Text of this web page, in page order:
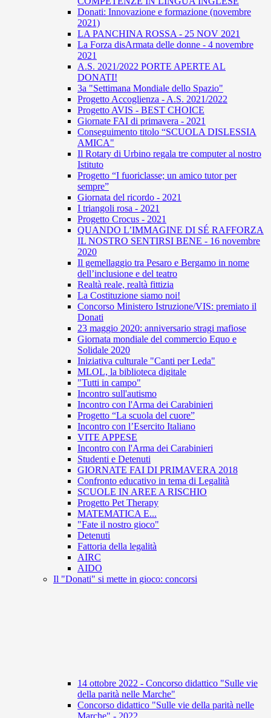
Donati: Innovazione e formazione (novembre
2021)
LA PANCHINA ROSSA - 25 NOV 2021
La Forza disArmata delle donne - 4 novembre
2021
A.S. 2021/2022 PORTE APERTE AL
DONATI!
3a "Settimana Mondiale dello Spazio"
Progetto Accoglienza - A.S. 2021/2022
Progetto AVIS - BEST CHOICE
Giornate FAI di primavera - 2021
Conseguimento titolo “SCUOLA DISLESSIA
AMICA"
Il Rotary di Urbino regala tre computer al nostro
Istituto
Progetto “I fuoriclasse; un amico tutor per
sempre”
Giornata del ricordo - 2021
I triangoli rosa - 2021
Progetto Crocus - 2021
QUANDO L’IMMAGINE DI SÉ RAFFORZA
IL NOSTRO SENTIRSI BENE - 16 novembre
2020
Il gemellaggio tra Pesaro e Bergamo in nome
dell’inclusione e del teatro
Realtà reale, realtà fittizia
La Costituzione siamo noi!
Concorso Ministero Istruzione/VIS: premiato il
Donati
23 maggio 2020: anniversario stragi mafiose
Giornata mondiale del commercio Equo e
Solidale 2020
Iniziativa culturale "Canti per Leda"
MLOL, la biblioteca digitale
"Tutti in campo"
Incontro sull'autismo
Incontro con l'Arma dei Carabinieri
Progetto “La scuola del cuore”
Incontro con l’Esercito Italiano
VITE APPESE
Incontro con l'Arma dei Carabinieri
Studenti e Detenuti
GIORNATE FAI DI PRIMAVERA 2018
Confronto educativo in tema di Legalità
SCUOLE IN AREE A RISCHIO
Progetto Pet Therapy
MATEMATICA E...
"Fate il nostro gioco"
Detenuti
Fattoria della legalità
AIRC
AIDO
Il "Donati" si mette in gioco: concorsi
14 ottobre 2022 - Concorso didattico "Sulle vie
della parità nelle Marche"
Concorso didattico "Sulle vie della parità nelle